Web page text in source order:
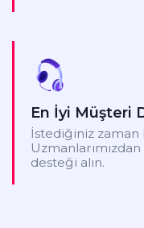
En İyi Müşteri
İstediğiniz zaman
desteği alın.